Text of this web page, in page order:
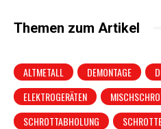
Themen zum Artikel
ALTMETALL DEMONTAGE
ELEKTROGERÄTEN
SCHROTTABHOLUNG